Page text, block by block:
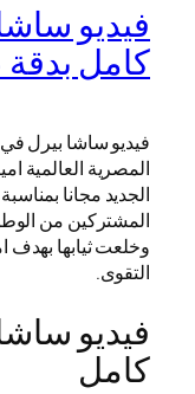
كامل بدقة
فيديو ساشا بيرل
المصرية العالمية
الجديد مجانا
المشتركين من
وخلعت ثيابها
التقوى.
كامل